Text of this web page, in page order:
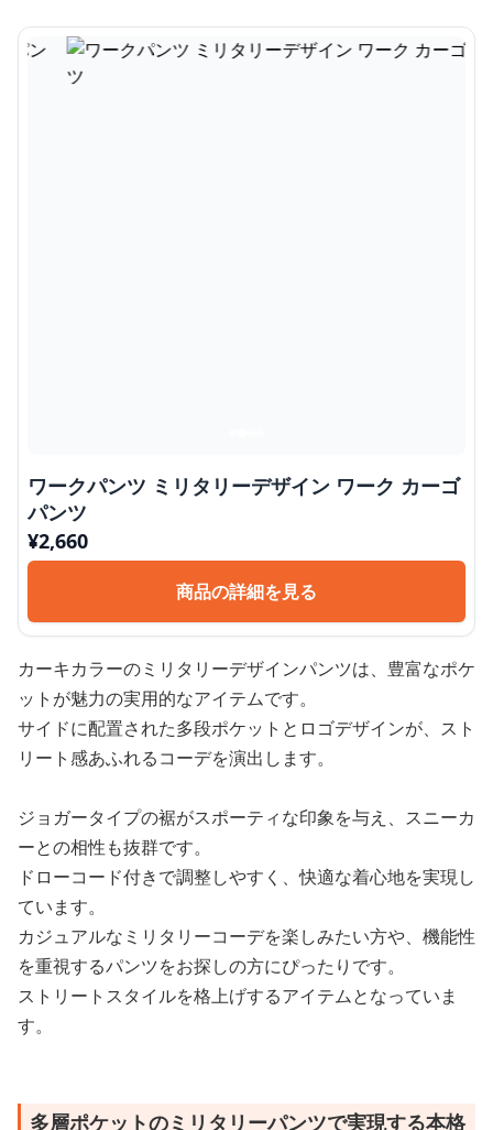
ワークパンツ ミリタリーデザイン ワーク カーゴ
パンツ
¥2,660
商品の詳細を見る
カーキカラーのミリタリーデザインパンツは、豊富なポケ
ットが魅力の実用的なアイテムです。
サイドに配置された多段ポケットとロゴデザインが、スト
リート感あふれるコーデを演出します。
ジョガータイプの裾がスポーティな印象を与え、スニーカ
ーとの相性も抜群です。
ドローコード付きで調整しやすく、快適な着心地を実現し
ています。
カジュアルなミリタリーコーデを楽しみたい方や、機能性
を重視するパンツをお探しの方にぴったりです。
ストリートスタイルを格上げするアイテムとなっていま
す。
多層ポケットのミリタリーパンツで実現する本格